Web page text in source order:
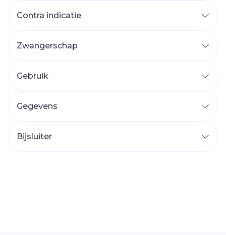
Contra indicatie
Zwangerschap
Gebruik
Gegevens
Bijsluiter